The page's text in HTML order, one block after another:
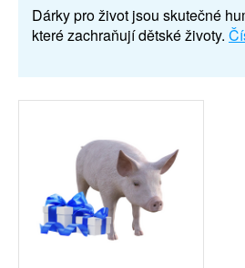
Dárky pro život jsou skutečné
které zachraňují dětské životy.